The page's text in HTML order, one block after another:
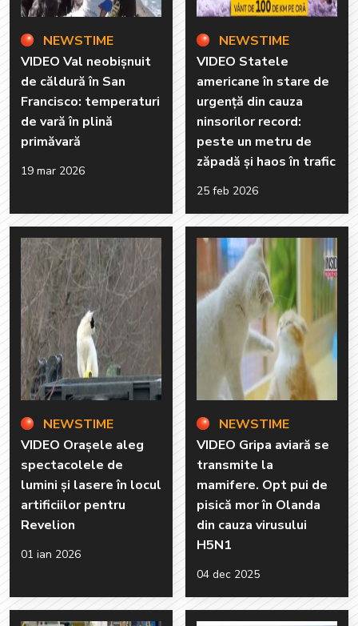
NEWSTIME
VIDEO Val neobișnuit
de căldură în San
Francisco: temperaturi
de vară în plină
primăvară
19 mar 2026
NEWSTIME
VIDEO Statele
americane în stare de
urgență din cauza
ninsorilor record:
peste un metru de
zăpadă și haos în trafic
25 feb 2026
NEWSTIME
VIDEO Orașele aleg
spectacolele de
lumini și lasere în locul
artificiilor pentru
Revelion
01 ian 2026
NEWSTIME
VIDEO Gripa aviară se
transmite la
mamifere. Opt pui de
pisică mor în Olanda
din cauza virusului
H5N1
04 dec 2025